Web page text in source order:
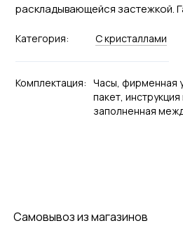
раскладывающейся застежкой.
Категория: С кристаллами
Комплектация: Часы, фирменная
пакет,
заполненная
Самовывоз из магазинов